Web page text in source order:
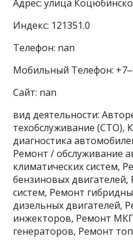
Адрес: улица
Индекс: 121351.0
Телефон: nan
Мобильный Телефон:
Сайт: nan
вид деятельности:
техобслуживание (СТО),
диагностика
Ремонт / обслуживание
климатических систем,
бензиновых
систем, Ремонт
дизельных двигателей,
инжекторов, Ремонт
генераторов, Ремонт